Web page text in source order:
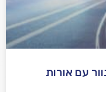
עם אורות